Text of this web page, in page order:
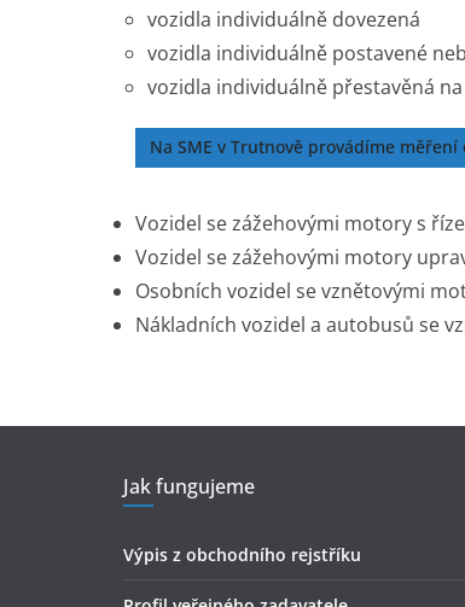
vozidla individuálně dovezená
vozidla individuálně postavené
vozidla individuálně přestavěná
Na SME v Trutnově provádíme
Vozidel se zážehovými motory s
Vozidel se zážehovými motory
Osobních vozidel se vznětovými
Nákladních vozidel a autobusů se
Jak fungujeme
Výpis z obchodního rejstříku